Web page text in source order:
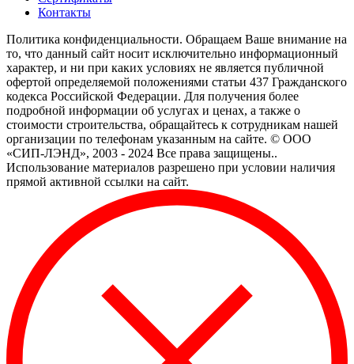
Контакты
Политика конфиденциальности. Обращаем Ваше внимание на
то, что данный сайт носит исключительно информационный
характер, и ни при каких условиях не является публичной
офертой определяемой положениями статьи 437 Гражданского
кодекса Российской Федерации. Для получения более
подробной информации об услугах и ценах, а также о
стоимости строительства, обращайтесь к сотрудникам нашей
организации по телефонам указанным на сайте. © ООО
«СИП-ЛЭНД», 2003 - 2024 Все права защищены..
Использование материалов разрешено при условии наличия
прямой активной ссылки на сайт.